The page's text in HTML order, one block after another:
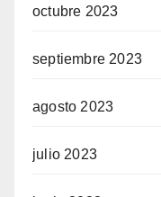
octubre 2023
septiembre 2023
agosto 2023
julio 2023